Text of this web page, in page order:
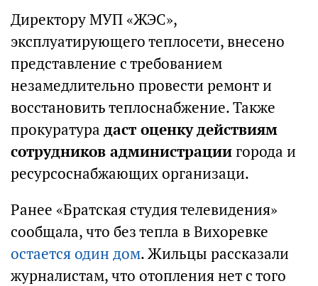
Директору МУП «ЖЭС»,
эксплуатирующего теплосети, внесено
представление с требованием
незамедлительно провести ремонт и
восстановить теплоснабжение. Также
прокуратура даст оценку действиям
сотрудников администрациигорода и
ресурсоснабжающих организаци.
Ранее «Братская студия телевидения»
сообщала, что без тепла в Вихоревке
остается один дом. Жильцы рассказали
журналистам, что отопления нет с того